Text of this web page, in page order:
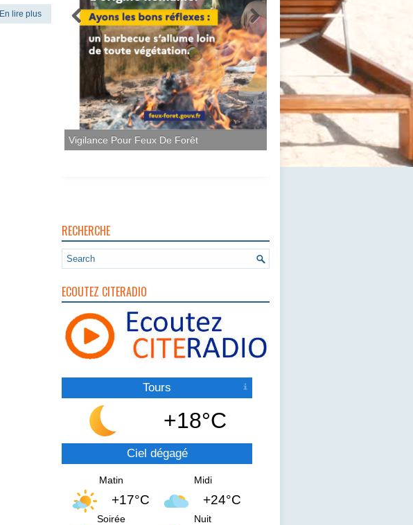
En lire plus
Vigilance Pour Feux De Forêt
RECHERCHE
ECOUTEZ CITERADIO
Tours
+18°C
Ciel dégagé
Matin
+17°C
Midi
+24°C
Soirée Nuit